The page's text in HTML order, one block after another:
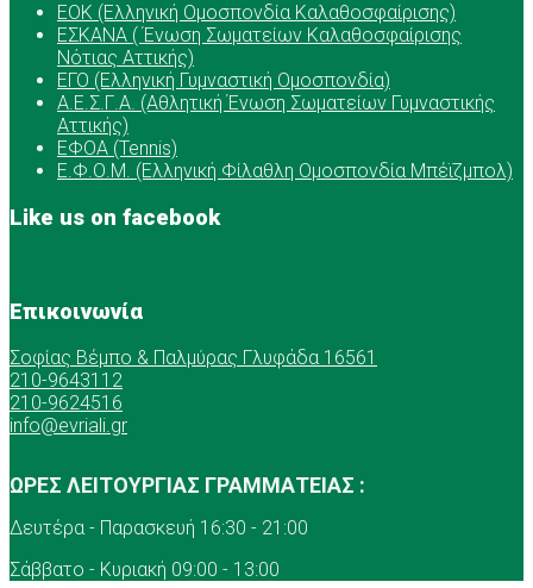
ΕOK (Ελληνική Ομοσπονδία Καλαθοσφαίρισης)
ΕΣΚΑΝΑ ( Ένωση Σωματείων Καλαθοσφαίρισης
Νότιας Αττικής)
ΕΓΟ (Ελληνική Γυμναστική Ομοσπονδία)
Α.Ε.Σ.Γ.Α. (Αθλητική Ένωση Σωματείων Γυμναστικής
Αττικής)
ΕΦΟΑ (Tennis)
Ε.Φ.Ο.Μ. (Ελληνική Φίλαθλη Ομοσπονδία Μπέϊζμπολ)
Like us on facebook
Επικοινωνία
Σοφίας Βέμπο & Παλμύρας Γλυφάδα 16561
210-9643112
210-9624516
info@evriali.gr
ΩΡΕΣ ΛΕΙΤΟΥΡΓΙΑΣ ΓΡΑΜΜΑΤΕΙΑΣ :
Δευτέρα - Παρασκευή 16:30 - 21:00
Σάββατο - Κυριακή 09:00 - 13:00